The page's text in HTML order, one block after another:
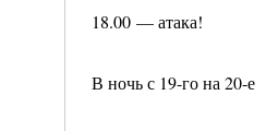
18.00 — атака!
В ночь с 19-го на 20-е